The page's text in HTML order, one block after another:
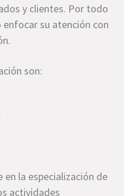
y clientes. Por todo
su atención con
son:
en la especialización de
actividades